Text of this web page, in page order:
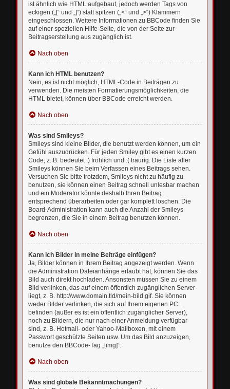
ist ähnlich wie HTML aufgebaut, jedoch werden Tags von
eckigen („[“ und „]“) statt spitzen („<“ und „>“) Klammern
eingeschlossen. Weitere Informationen zu BBCode finden Sie
auf einer speziellen Hilfe-Seite, die von der Seite zur
Beitragserstellung aus zugänglich ist.
Nach oben
Kann ich HTML benutzen?
Nein, es ist nicht möglich, HTML-Code in Beiträgen zu
verwenden. Die meisten Formatierungsmöglichkeiten, die
HTML bietet, können über BBCode erreicht werden.
Nach oben
Was sind Smileys?
Smileys sind kleine Bilder, die benutzt werden können, um ein
Gefühl auszudrücken. Für jeden Smiley gibt es einen kurzen
Code, z. B. bedeutet :) fröhlich und :( traurig. Die Liste aller
Smileys können Sie beim Verfassen eines Beitrags sehen.
Versuchen Sie bitte trotzdem, Smileys nicht zu häufig zu
benutzen, sie können einen Beitrag schnell unlesbar machen
und ein Moderator könnte deshalb Ihren Beitrag
entsprechend überarbeiten oder gar komplett löschen. Die
Board-Administration kann auch die Anzahl der Smileys
begrenzen, die Sie in einem Beitrag benutzen können.
Nach oben
Kann ich Bilder in meine Beiträge einfügen?
Ja, Bilder können in Ihrem Beitrag angezeigt werden. Wenn
die Administration Dateianhänge erlaubt hat, können Sie das
Bild auch direkt hochladen. Ansonsten müssen Sie zu einem
Bild verlinken, das auf einem öffentlich zugänglichen Server
liegt, z. B. http://www.domain.tld/mein-bild.gif. Sie können
weder Bilder verlinken, die sich auf Ihrem eigenen PC
befinden (außer es ist ein öffentlich zugänglicher Server),
noch zu Bildern, die nur nach einer Anmeldung verfügbar
sind, z. B. Hotmail- oder Yahoo-Mailboxen, mit einem
Passwort geschützte Seiten usw. Um das Bild anzuzeigen,
benutze den BBCode-Tag „[img]“.
Nach oben
Was sind globale Bekanntmachungen?